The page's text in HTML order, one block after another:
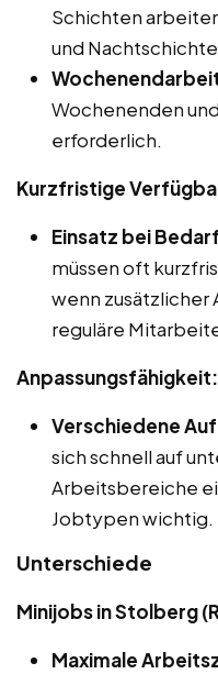
Schichten
und
Wochenenden
erforderlich.
Kurzfristige
Einsatz bei
müssen oft
wenn
reguläre
Anpassungsfähigkeit:
Verschiedene
sich schnell auf
Arbeitsbereiche
Jobtypen wichtig.
Unterschiede
Minijobs in Stolberg
Maximale